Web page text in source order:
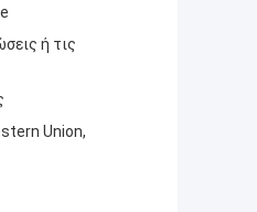
ή τις
Union,